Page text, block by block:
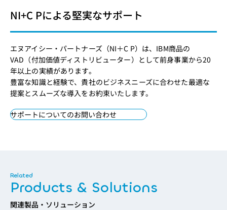
NI+C Pによる堅実なサポート
エヌアイシー・パートナーズ（NI＋C P）は、IBM商品の
VAD（付加価値ディストリビューター）として前身事業から20
年以上の実績があります。
豊富な知識と経験で、貴社のビジネスニーズに合わせた最適な
提案とスムーズな導入をお約束いたします。
サポートについてのお問い合わせ
Products & Solutions
関連製品・ソリューション